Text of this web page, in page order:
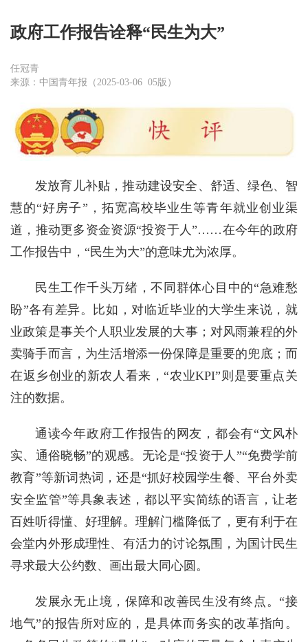
政府工作报告诠释“民生为大”
任冠青
来源：中国青年报（2025-03-06 05版）
发放育儿补贴，推动建设安全、舒适、绿色、智
慧的“好房子”，拓宽高校毕业生等青年就业创业渠
道，推动更多资金资源“投资于人”……在今年的政府
工作报告中，“民生为大”的意味尤为浓厚。
民生工作千头万绪，不同群体心目中的“急难愁
盼”各有差异。比如，对临近毕业的大学生来说，就
业政策是事关个人职业发展的大事；对风雨兼程的外
卖骑手而言，为生活增添一份保障是重要的兜底；而
在返乡创业的新农人看来，“农业KPI”则是要重点关
注的数据。
通读今年政府工作报告的网友，都会有“文风朴
实、通俗晓畅”的观感。无论是“投资于人”“免费学前
教育”等新词热词，还是“抓好校园学生餐、平台外卖
安全监管”等具象表述，都以平实简练的语言，让老
百姓听得懂、好理解。理解门槛降低了，更有利于在
会堂内外形成理性、有活力的讨论氛围，为国计民生
寻求最大公约数、画出最大同心圆。
发展永无止境，保障和改善民生没有终点。“接
地气”的报告所对应的，是具体而务实的改革指向。